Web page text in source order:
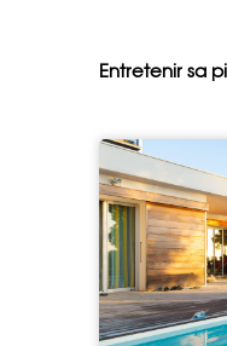
Entretenir sa